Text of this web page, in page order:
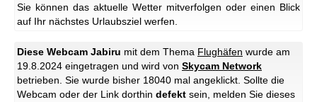
Sie können das aktuelle Wetter mitverfolgen oder einen Blick
auf Ihr nächstes Urlaubsziel werfen.
Diese Webcam Jabiru mit dem Thema Flughäfen wurde am
19.8.2024 eingetragen und wird von Skycam Network
betrieben. Sie wurde bisher 18040 mal angeklickt. Sollte die
Webcam oder der Link dorthin defekt sein, melden Sie dieses